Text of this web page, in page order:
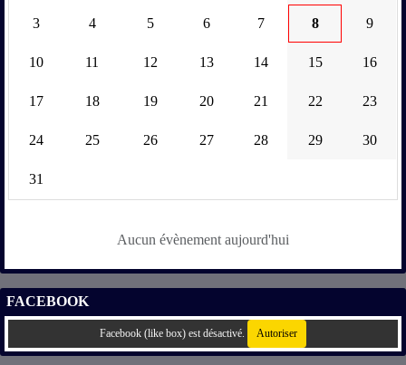
3 4 5 6 7 8 9
10 11 12 13 14 15 16
17 18 19 20 21 22 23
24 25 26 27 28 29 30
31
Aucun évènement aujourd'hui
FACEBOOK
Facebook (like box) est désactivé. Autoriser